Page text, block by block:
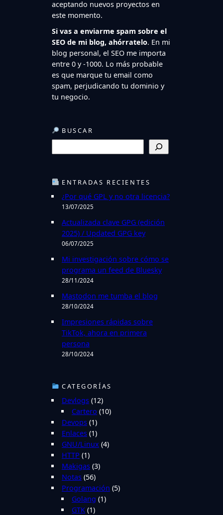
aceptando nuevos proyectos en
este momento.
Si vas a enviarme spam sobre el
SEO de mi blog, ahórratelo. En mi
blog personal, el SEO me importa
entre 0 y -1000. Lo más probable
es que marque tu email como
spam, perjudicando tu dominio y
tu negocio.
BUSCAR
u
c
a
r
ENTRADAS RECIENTES
¿Por qué GPL y no otra licencia?
13/07/2025
Actualizada clave GPG (edición
2025) / Updated GPG key
06/07/2025
Mi investigación sobre cómo se
programa un feed de Bluesky
28/11/2024
Mastodon me tumba el blog
28/10/2024
Impresiones rápidas sobre
TikTok, ahora en primera
persona
28/10/2024
CATEGORÍAS
Devlogs (12)
Cartero (10)
Devops (1)
Enlaces (1)
GNU/Linux (4)
HTTP (1)
Makigas (3)
Notas (56)
Programación (5)
Golang (1)
GTK (1)